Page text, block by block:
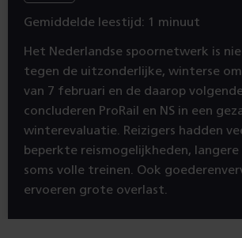
Gemiddelde leestijd: 1 minuut
Het Nederlandse spoornetwerk is
tegen de uitzonderlijke, winterse
van 7 februari en de daarop
concluderen ProRail en NS in een
winterevaluatie. Reizigers hadden
beperkte reismogelijkheden,
soms volle treinen. Ook
ervoeren grote overlast.